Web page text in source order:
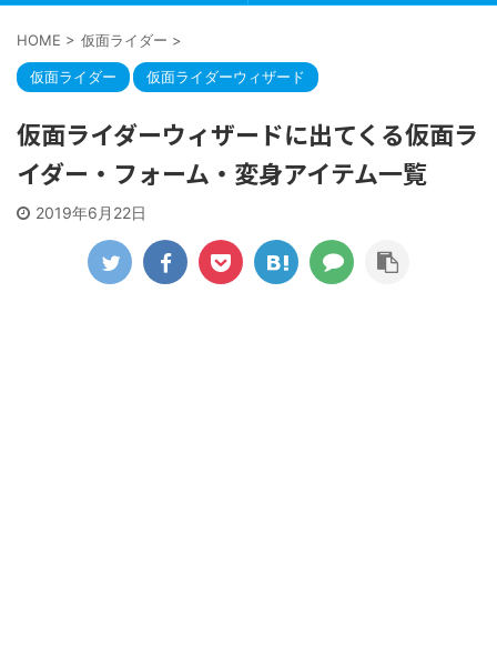
HOME > 仮面ライダー >
仮面ライダー 仮面ライダーウィザード
仮面ライダーウィザードに出てくる仮面ラ
イダー・フォーム・変身アイテム一覧
2019年6月22日